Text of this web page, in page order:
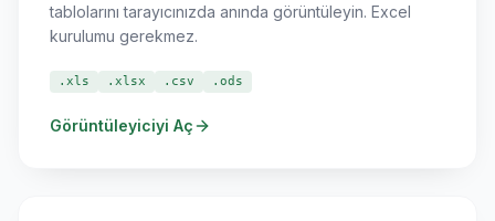
tablolarını tarayıcınızda anında görüntüleyin. Excel
kurulumu gerekmez.
.xls .xlsx .csv .ods
Görüntüleyiciyi Aç